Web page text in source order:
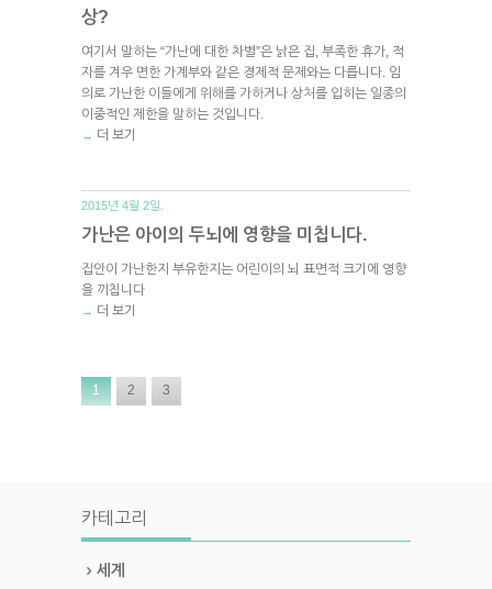
상?
여기서 말하는 “가난에 대한 차별”은 낡은 집, 부족한 휴가, 적
자를 겨우 면한 가계부와 같은 경제적 문제와는 다릅니다. 임
의로 가난한 이들에게 위해를 가하거나 상처를 입히는 일종의
이중적인 제한을 말하는 것입니다.
→ 더 보기
2015년 4월 2일.
가난은 아이의 두뇌에 영향을 미칩니다.
집안이 가난한지 부유한지는 어린이의 뇌 표면적 크기에 영향
을 끼칩니다
→ 더 보기
1 2 3
카테고리
세계